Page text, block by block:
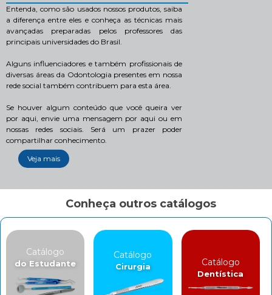
Entenda, como são usados nossos produtos, saiba
a diferença entre eles e conheça as técnicas mais
avançadas preparadas pelos professores das
principais universidades do Brasil.
Alguns influenciadores e também profissionais de
diversas áreas da Odontologia presentes em nossa
rede social também contribuem para esta área.
Se houver algum conteúdo que você queira ver
por aqui, envie uma mensagem por aqui ou em
nossas redes sociais. Será um prazer poder
compartilhar conhecimento.
Veja mais
Conheça outros catálogos
Catálogo
do Estudante
Catálogo
Cirurgia Catálogo
Dentística